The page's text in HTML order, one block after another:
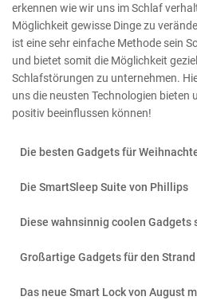
erkennen wie wir uns im Schlaf
Möglichkeit gewisse Dinge zu
ist eine sehr einfache Methode sein
und bietet somit die Möglichkeit
Schlafstörungen zu unternehmen.
uns die neusten Technologien bieten
positiv beeinflussen können!
Die besten Gadgets für
Die SmartSleep Suite von Phillips
Diese wahnsinnig coolen Gadgets
Großartige Gadgets für den Strand
Das neue Smart Lock von August